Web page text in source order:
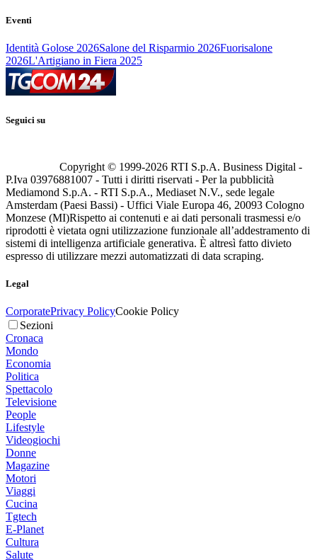
Eventi
Identità Golose 2026Salone del Risparmio 2026Fuorisalone
2026L'Artigiano in Fiera 2025
Seguici su
Copyright © 1999-2026 RTI S.p.A. Business Digital -
P.Iva 03976881007 - Tutti i diritti riservati - Per la pubblicità
Mediamond S.p.A. - RTI S.p.A., Mediaset N.V., sede legale
Amsterdam (Paesi Bassi) - Uffici Viale Europa 46, 20093 Cologno
Monzese (MI)Rispetto ai contenuti e ai dati personali trasmessi e/o
riprodotti è vietata ogni utilizzazione funzionale all’addestramento di
sistemi di intelligenza artificiale generativa. È altresì fatto divieto
espresso di utilizzare mezzi automatizzati di data scraping.
Legal
CorporatePrivacy PolicyCookie Policy
Sezioni
Cronaca
Mondo
Economia
Politica
Spettacolo
Televisione
People
Lifestyle
Videogiochi
Donne
Magazine
Motori
Viaggi
Cucina
Tgtech
E-Planet
Cultura
Salute